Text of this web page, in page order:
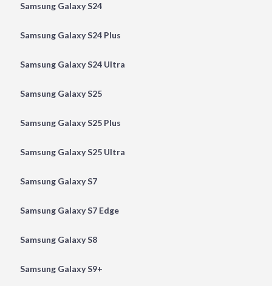
Samsung Galaxy S24
Samsung Galaxy S24 Plus
Samsung Galaxy S24 Ultra
Samsung Galaxy S25
Samsung Galaxy S25 Plus
Samsung Galaxy S25 Ultra
Samsung Galaxy S7
Samsung Galaxy S7 Edge
Samsung Galaxy S8
Samsung Galaxy S9+